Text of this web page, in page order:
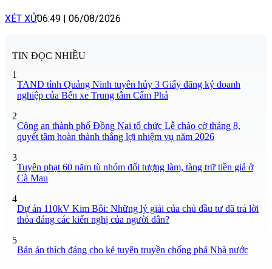
XÉT XỬ06:49 06/08/2026
TIN ĐỌC NHIỀU
1
TAND tỉnh Quảng Ninh tuyên hủy 3 Giấy đăng ký doanh
nghiệp của Bến xe Trung tâm Cẩm Phả
2
Công an thành phố Đồng Nai tổ chức Lễ chào cờ tháng 8,
quyết tâm hoàn thành thắng lợi nhiệm vụ năm 2026
3
Tuyên phạt 60 năm tù nhóm đối tượng làm, tàng trữ tiền giả ở
Cà Mau
4
Dự án 110kV Kim Bôi: Những lý giải của chủ đầu tư đã trả lời
thỏa đáng các kiến nghị của người dân?
5
Bản án thích đáng cho kẻ tuyên truyền chống phá Nhà nước